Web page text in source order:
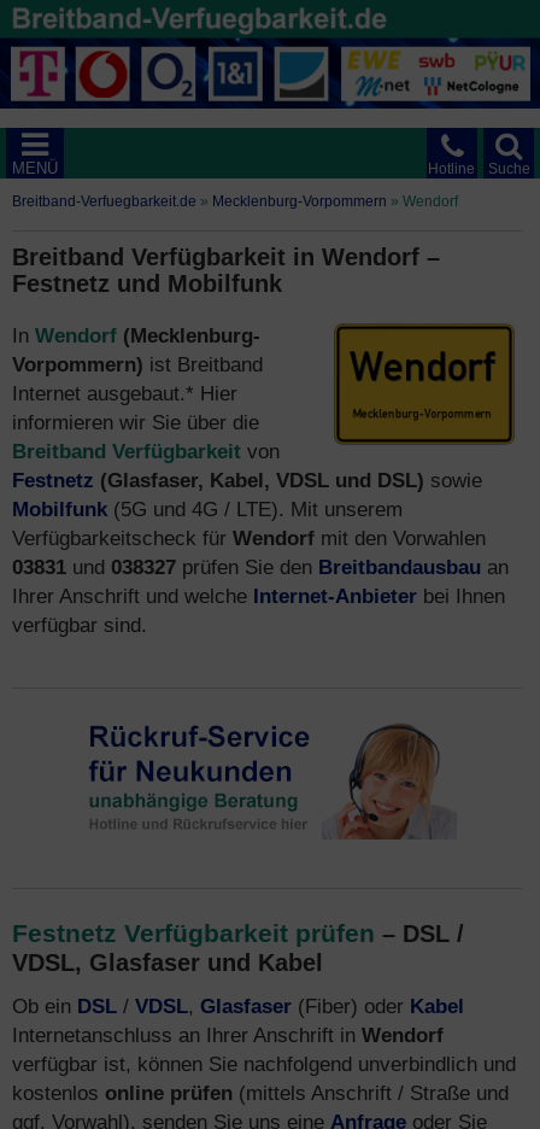
Suche
Hotline
MENÜ
Breitband-Verfuegbarkeit.de » Mecklenburg-Vorpommern » Wendorf
Breitband Verfügbarkeit in Wendorf –
Festnetz und Mobilfunk
In Wendorf (Mecklenburg-
Vorpommern) ist Breitband
Internet ausgebaut.* Hier
informieren wir Sie über die
Breitband Verfügbarkeit von
Festnetz (Glasfaser, Kabel, VDSL und DSL) sowie
Mobilfunk (5G und 4G / LTE). Mit unserem
Verfügbarkeitscheck für Wendorf mit den Vorwahlen
03831 und 038327 prüfen Sie den Breitbandausbau an
Ihrer Anschrift und welche Internet-Anbieter bei Ihnen
verfügbar sind.
Festnetz Verfügbarkeit prüfen – DSL /
VDSL, Glasfaser und Kabel
Ob ein DSL / VDSL, Glasfaser (Fiber) oder Kabel
Internetanschluss an Ihrer Anschrift in Wendorf
verfügbar ist, können Sie nachfolgend unverbindlich und
kostenlos online prüfen (mittels Anschrift / Straße und
ggf. Vorwahl), senden Sie uns eine Anfrage oder Sie